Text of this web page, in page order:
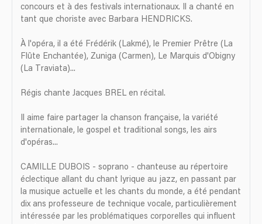
concours et à des festivals internationaux. Il a chanté en
tant que choriste avec Barbara HENDRICKS.
À l'opéra, il a été Frédérik (Lakmé), le Premier Prêtre (La
Flûte Enchantée), Zuniga (Carmen), Le Marquis d'Obigny
(La Traviata)...
Régis chante Jacques BREL en récital.
Il aime faire partager la chanson française, la variété
internationale, le gospel et traditional songs, les airs
d'opéras...
CAMILLE DUBOIS - soprano - chanteuse au répertoire
éclectique allant du chant lyrique au jazz, en passant par
la musique actuelle et les chants du monde, a été pendant
dix ans professeure de technique vocale, particulièrement
intéressée par les problématiques corporelles qui influent